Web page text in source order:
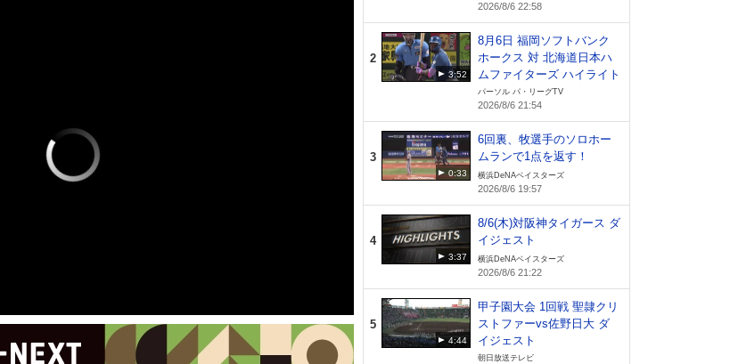
2026/8/6 22:58
2
3:52
8月6日 福岡ソフトバンク
ホークス 対 北海道日本ハ
ムファイターズ ハイライト
パーソル パ・リーグTV
2026/8/6 21:54
3
0:33
6回裏、牧選手のソロホー
ムランで1点を返す！
横浜DeNAベイスターズ
2026/8/6 19:57
4
3:37
8/6(木)対阪神タイガース ダ
イジェスト
横浜DeNAベイスターズ
2026/8/6 21:22
5
4:44
甲子園大会 1回戦 聖隷クリ
ストファーvs佐野日大 ダ
イジェスト
朝日放送テレビ